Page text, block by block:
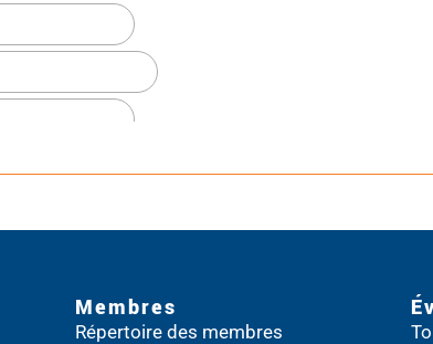
Membres
Répertoire des membres